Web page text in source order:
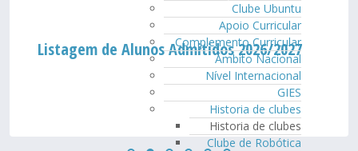
Clube Ubuntu
Apoio Curricular
Complemento Curricular
Âmbito Nacional
Nível Internacional
GIES
Historia de clubes
Historia de clubes
Clube de Robótica
Listagem de Alunos Admitidos 2026/2027